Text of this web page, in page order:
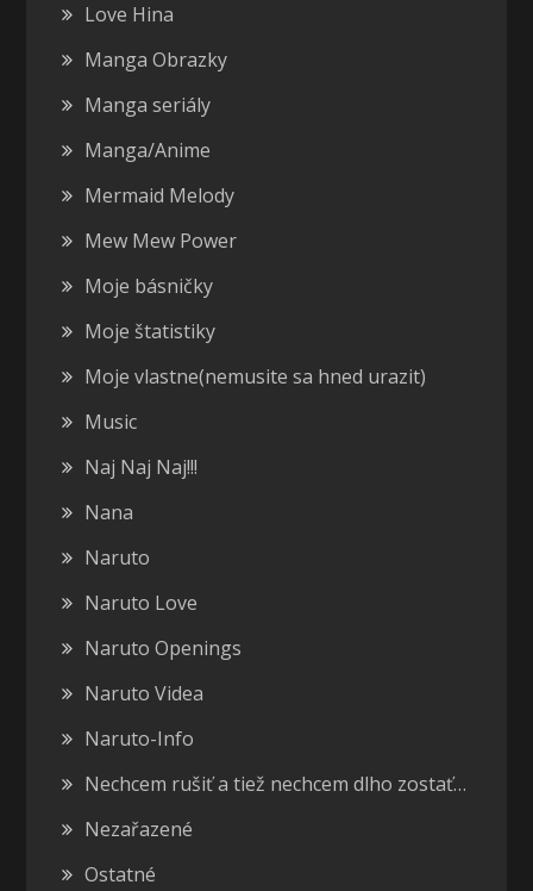
Love Hina
Manga Obrazky
Manga seriály
Manga/Anime
Mermaid Melody
Mew Mew Power
Moje básničky
Moje štatistiky
Moje vlastne(nemusite sa hned urazit)
Music
Naj Naj Naj!!!
Nana
Naruto
Naruto Love
Naruto Openings
Naruto Videa
Naruto-Info
Nechcem rušiť a tiež nechcem dlho zostať…
Nezařazené
Ostatné